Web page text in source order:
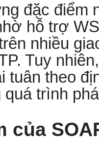
đặc điểm
hỗ trợ
nhiều
Tuy
tuân theo
trình
của